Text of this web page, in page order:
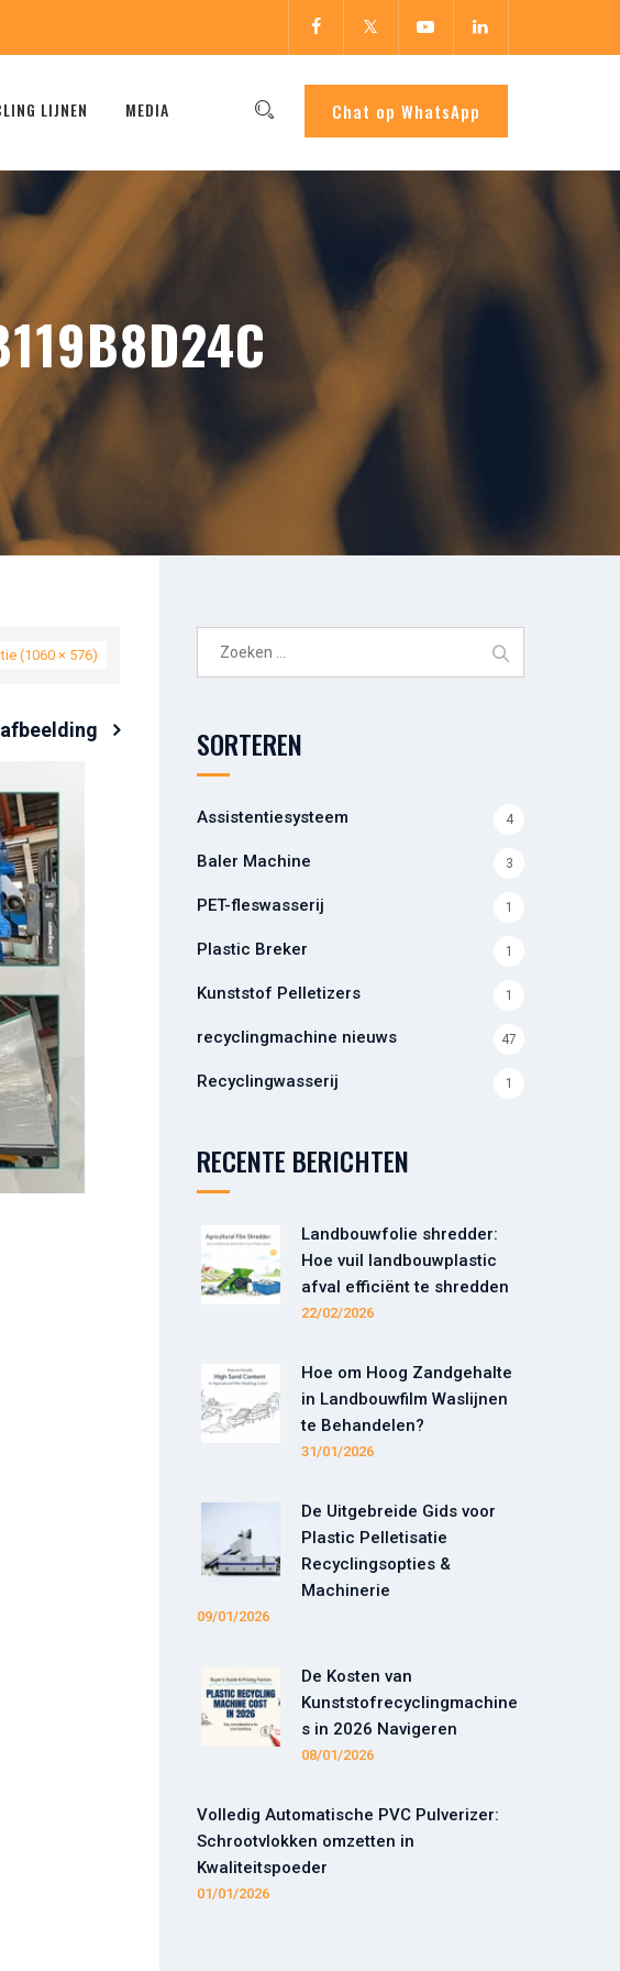
Chat op WhatsApp
LIJNEN MEDIA
(1060 × 576)
SORTEREN
Assistentiesysteem 4
Baler Machine 3
PET-fleswasserij 1
Plastic Breker 1
Kunststof Pelletizers 1
recyclingmachine nieuws 47
Recyclingwasserij 1
RECENTE BERICHTEN
Landbouwfolie shredder:
Hoe vuil landbouwplastic
afval efficiënt te shredden
22/02/2026
Hoe om Hoog Zandgehalte
in Landbouwfilm Waslijnen
te Behandelen?
31/01/2026
De Uitgebreide Gids voor
Plastic Pelletisatie
Recyclingsopties &
Machinerie
09/01/2026
De Kosten van
Kunststofrecyclingmachine
s in 2026 Navigeren
08/01/2026
Volledig Automatische PVC Pulverizer:
Schrootvlokken omzetten in
Kwaliteitspoeder
01/01/2026